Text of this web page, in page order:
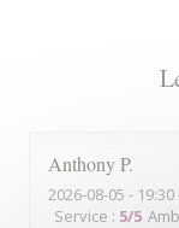
AnthonyP
2026-08-05 -
Service : 5/5